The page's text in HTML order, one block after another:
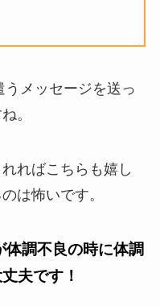
メッセージを送っ
。
ればこちらも嬉し
は怖いです。
体調不良の時に体調
夫です！